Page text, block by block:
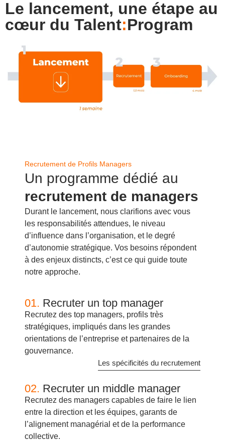
Le lancement, une étape au
cœur du Talent:Program
01. Recruter un top manager
Recrutez des top managers, profils très
stratégiques, impliqués dans les grandes
orientations de l’entreprise et partenaires de la
gouvernance.
Les spécificités du recrutement
02. Recruter un middle manager
Recrutez des managers capables de faire le lien
entre la direction et les équipes, garants de
l’alignement managérial et de la performance
collective.
Recrutement de Profils Managers
Un programme dédié au
recrutement de managers
Durant le lancement, nous clarifions avec vous
les responsabilités attendues, le niveau
d’influence dans l’organisation, et le degré
d’autonomie stratégique. Vos besoins répondent
à des enjeux distincts, c’est ce qui guide toute
notre approche.